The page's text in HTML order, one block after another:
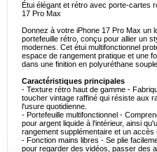
Étui élégant et rétro avec porte-cartes
17 Pro Max
Donnez à votre iPhone 17 Pro Max un
portefeuille rétro, conçu pour allier un
modernes. Cet étui multifonctionnel
espace de rangement pratique et une
dans une finition en polyuréthane
Caractéristiques principales
- Texture rétro haut de gamme -
toucher vintage raffiné qui résiste aux
l'usure quotidienne.
- Portefeuille multifonctionnel -
pour argent liquide à l'intérieur, ainsi
rangement supplémentaire et un accès
- Fonction mains libres - Se plie
pour regarder des vidéos, passer des